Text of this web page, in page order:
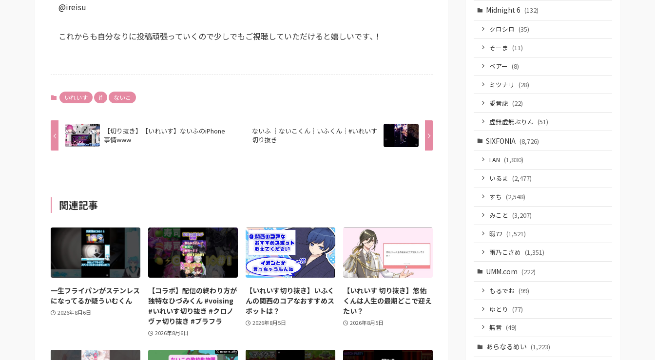
@ireisu
これからも自分なりに投稿頑張っていくので少しでもご視聴していただけると嬉しいです､！
いれいす if ないこ
【切り抜き】【いれいす】ないふのiPhone
事情www
ないふ ┊︎ないこくん┊︎いふくん┊︎#いれいす
切り抜き
関連記事
一生フライパンがステンレス
になってるか疑ういむくん
2026年8月6日
【コラボ】配信の終わり方が
独特なひづみくん #voising
#いれいす切り抜き #クロノ
ヴァ切り抜き #ブラフラ
2026年8月6日
【いれいす切り抜き】いふく
んの関西のコアなおすすめス
ポットは？
2026年8月5日
【いれいす 切り抜き】悠佑
くんは人生の最期どこで迎え
たい？
2026年8月5日
Midnight 6 (132)
クロシロ (35)
そーま (11)
ベアー (8)
ミツナリ (28)
愛音虎 (22)
虚無虚無ぷりん (51)
SIXFONIA (8,726)
LAN (1,830)
いるま (2,477)
すち (2,548)
みこと (3,207)
暇72 (1,521)
雨乃こさめ (1,351)
UMM.com (222)
もるでお (99)
ゆとり (77)
無音 (49)
あらなるめい (1,223)